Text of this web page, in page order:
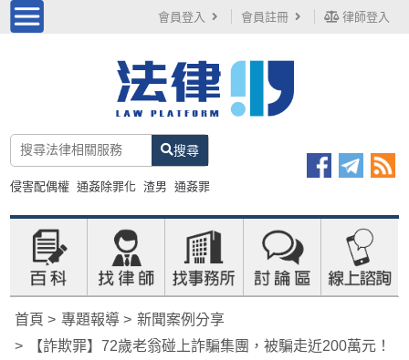
會員登入 會員註冊 律師登入
搜尋
侵害配偶權 通姦除罪化 渣男 通姦罪
首頁 專題報導
新聞案例分享
【詐欺罪】72歲老翁碰上詐騙集團，被騙走近200萬元！